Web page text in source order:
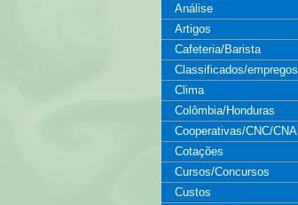
Análise
Artigos
Cafeteria/Barista
Classificados/empregos
Clima
Colômbia/Honduras
Cooperativas/CNC/CNA
Cotações
Cursos/Concursos
Custos